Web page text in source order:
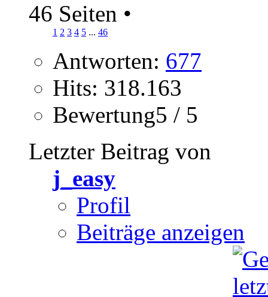
46 Seiten •
1 2 3 4 5 ... 46
Antworten: 677
Hits: 318.163
Bewertung5 / 5
Letzter Beitrag von
j_easy
Profil
Beiträge anzeigen